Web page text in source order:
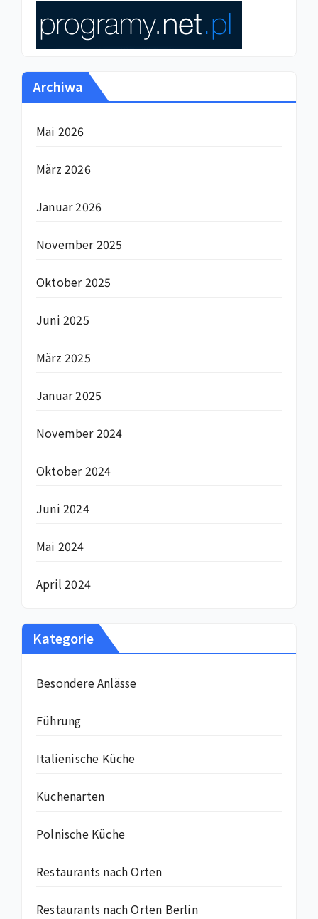
Archiwa
Mai 2026
März 2026
Januar 2026
November 2025
Oktober 2025
Juni 2025
März 2025
Januar 2025
November 2024
Oktober 2024
Juni 2024
Mai 2024
April 2024
Kategorie
Besondere Anlässe
Führung
Italienische Küche
Küchenarten
Polnische Küche
Restaurants nach Orten
Restaurants nach Orten Berlin